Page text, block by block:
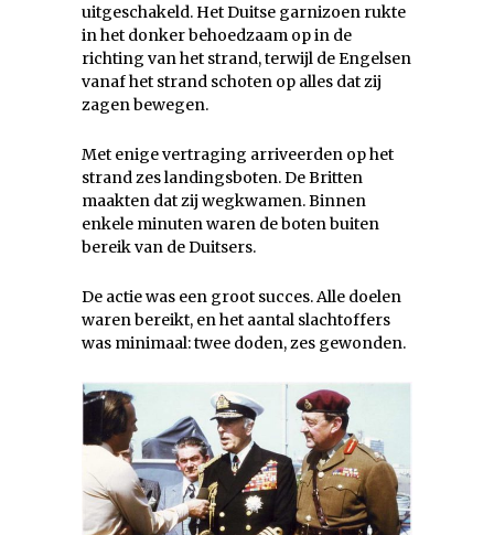
uitgeschakeld. Het Duitse garnizoen rukte
in het donker behoedzaam op in de
richting van het strand, terwijl de Engelsen
vanaf het strand schoten op alles dat zij
zagen bewegen.
Met enige vertraging arriveerden op het
strand zes landingsboten. De Britten
maakten dat zij wegkwamen. Binnen
enkele minuten waren de boten buiten
bereik van de Duitsers.
De actie was een groot succes. Alle doelen
waren bereikt, en het aantal slachtoffers
was minimaal: twee doden, zes gewonden.